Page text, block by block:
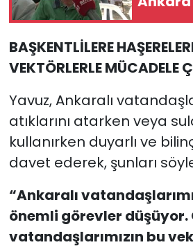
BAŞKENTLİLERE
VEKTÖRLERLE MÜCADELE
Yavuz, Ankaralı
atıklarını atarken veya
kullanırken duyarlı ve
davet ederek, şunları
“Ankaralı
önemli görevler düşüyor.
vatandaşlarımızın bu